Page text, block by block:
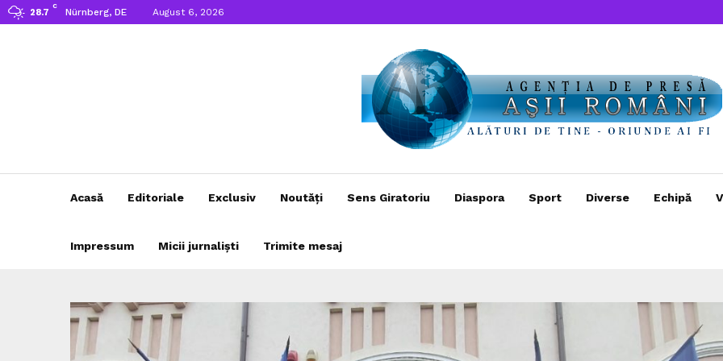
28.7
C
Nürnberg, DE August 6, 2026
Acasă Editoriale Exclusiv Noutăți Sens Giratoriu Diaspora Sport Diverse Echipă
Impressum Micii jurnaliști Trimite mesaj